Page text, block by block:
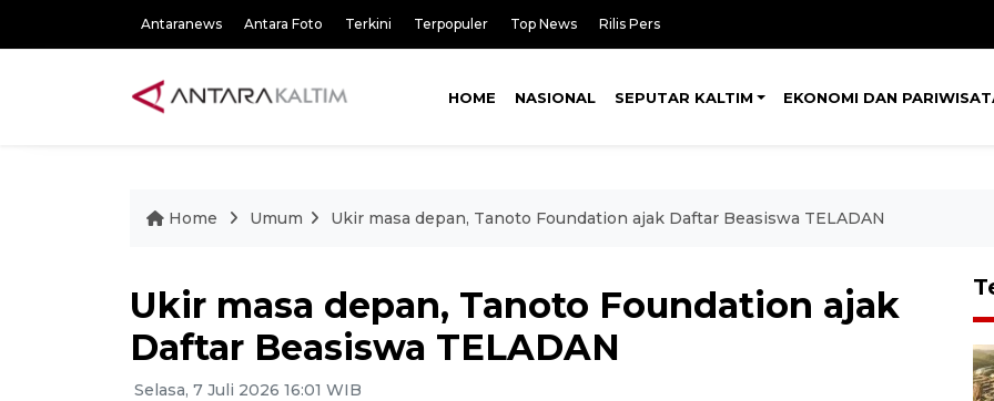
Antaranews Antara Foto Terkini Terpopuler Top News Rilis Pers
HOME NASIONAL SEPUTAR KALTIM EKONOMI DAN
Home Umum Ukir masa depan, Tanoto Foundation ajak Daftar Beasiswa TELADAN
Ukir masa depan, Tanoto Foundation ajak
Daftar Beasiswa TELADAN
Selasa, 7 Juli 2026 16:01 WIB